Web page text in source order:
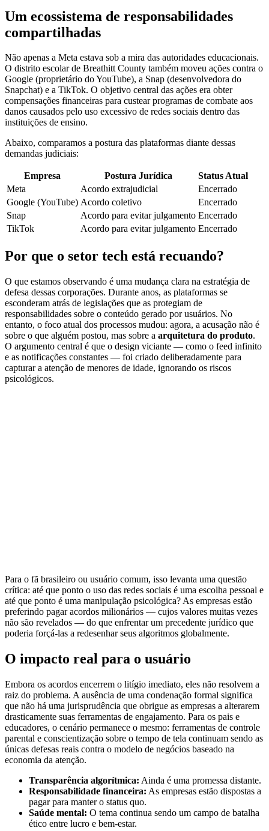
Um ecossistema de responsabilidades
compartilhadas
Não apenas a Meta estava sob a mira das autoridades educacionais.
O distrito escolar de Breathitt County também moveu ações contra o
Google (proprietário do YouTube), a Snap (desenvolvedora do
Snapchat) e a TikTok. O objetivo central das ações era obter
compensações financeiras para custear programas de combate aos
danos causados pelo uso excessivo de redes sociais dentro das
instituições de ensino.
Abaixo, comparamos a postura das plataformas diante dessas
demandas judiciais:
Empresa Postura Jurídica
Status Atual
Meta
Acordo extrajudicial
Encerrado
Google (YouTube) Acordo coletivo
Encerrado
Snap
Acordo para evitar julgamento Encerrado
TikTok
Acordo para evitar julgamento Encerrado
Por que o setor tech está recuando?
O que estamos observando é uma mudança clara na estratégia de
defesa dessas corporações. Durante anos, as plataformas se
esconderam atrás de legislações que as protegiam de
responsabilidades sobre o conteúdo gerado por usuários. No
entanto, o foco atual dos processos mudou: agora, a acusação não é
sobre o que alguém postou, mas sobre a arquitetura do produto.
O argumento central é que o design viciante — como o feed infinito
e as notificações constantes — foi criado deliberadamente para
capturar a atenção de menores de idade, ignorando os riscos
psicológicos.
Para o fã brasileiro ou usuário comum, isso levanta uma questão
crítica: até que ponto o uso das redes sociais é uma escolha pessoal e
até que ponto é uma manipulação psicológica? As empresas estão
preferindo pagar acordos milionários — cujos valores muitas vezes
não são revelados — do que enfrentar um precedente jurídico que
poderia forçá-las a redesenhar seus algoritmos globalmente.
O impacto real para o usuário
Embora os acordos encerrem o litígio imediato, eles não resolvem a
raiz do problema. A ausência de uma condenação formal significa
que não há uma jurisprudência que obrigue as empresas a alterarem
drasticamente suas ferramentas de engajamento. Para os pais e
educadores, o cenário permanece o mesmo: ferramentas de controle
parental e conscientização sobre o tempo de tela continuam sendo as
únicas defesas reais contra o modelo de negócios baseado na
economia da atenção.
Transparência algorítmica: Ainda é uma promessa distante.
Responsabilidade financeira: As empresas estão dispostas a
pagar para manter o status quo.
Saúde mental: O tema continua sendo um campo de batalha
ético entre lucro e bem-estar.